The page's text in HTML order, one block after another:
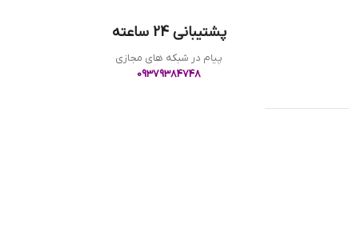
پشتیبانی 24 ساعته
پیام در شبکه های مجازی
09379384748